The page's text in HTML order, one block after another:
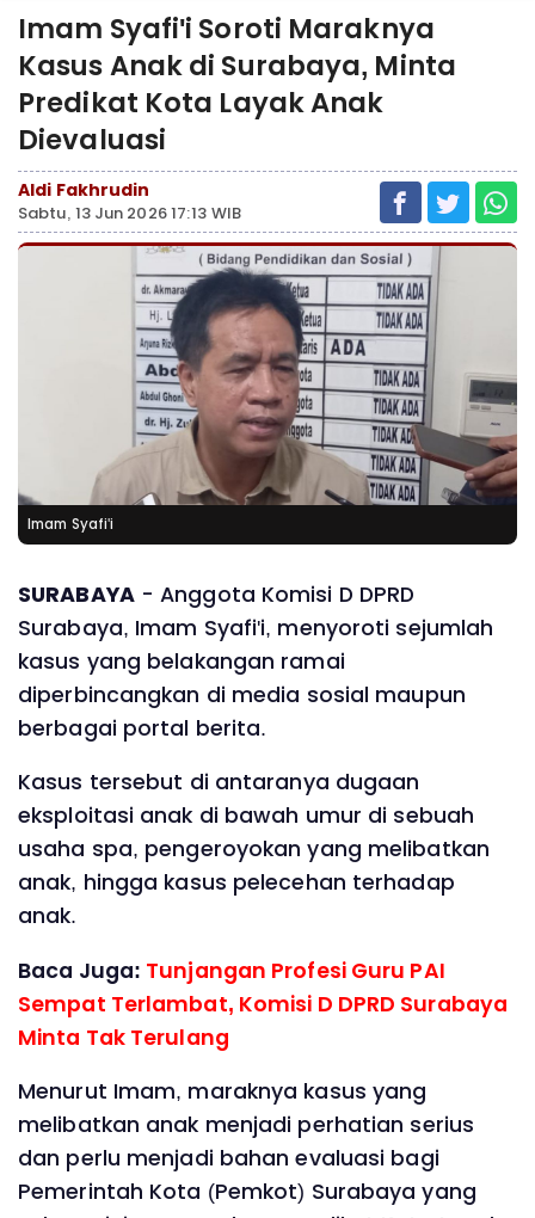
Imam Syafi'i Soroti Maraknya
Kasus Anak di Surabaya, Minta
Predikat Kota Layak Anak
Dievaluasi
Aldi Fakhrudin
Sabtu, 13 Jun 2026 17:13 WIB
Imam Syafi'i
SURABAYA- Anggota Komisi D DPRD
Surabaya, Imam Syafi'i, menyoroti sejumlah
kasus yang belakangan ramai
diperbincangkan di media sosial maupun
berbagai portal berita.
‎Kasus tersebut di antaranya dugaan
eksploitasi anak di bawah umur di sebuah
usaha spa, pengeroyokan yang melibatkan
anak, hingga kasus pelecehan terhadap
anak.
Baca Juga: Tunjangan Profesi Guru PAI
Sempat Terlambat, Komisi D DPRD Surabaya
Minta Tak Terulang ‎
‎Menurut Imam, maraknya kasus yang
melibatkan anak menjadi perhatian serius
dan perlu menjadi bahan evaluasi bagi
Pemerintah Kota (Pemkot) Surabaya yang